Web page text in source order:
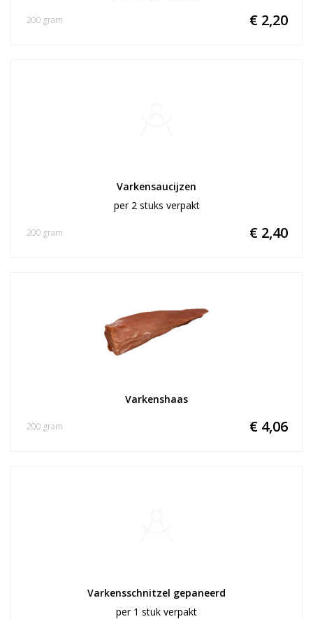
€ 2,20
200 gram
Varkensaucijzen
per 2 stuks verpakt
€ 2,40
200 gram
Varkenshaas
€ 4,06
200 gram
Varkensschnitzel gepaneerd
per 1 stuk verpakt